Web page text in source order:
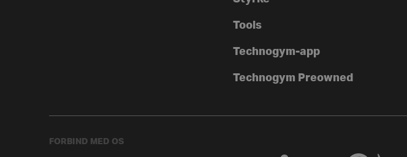
Tools
Technogym-app
Technogym Preowned
FORBIND MED OS